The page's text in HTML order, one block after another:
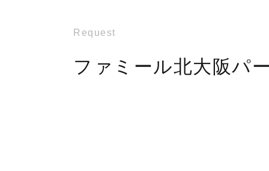
Request
ファミール北大阪パ